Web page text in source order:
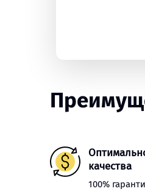
качества
100%